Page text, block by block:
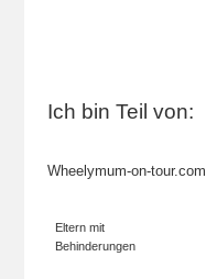
Ich bin Teil von:
Wheelymum-on-tour.com
Eltern mit
Behinderungen